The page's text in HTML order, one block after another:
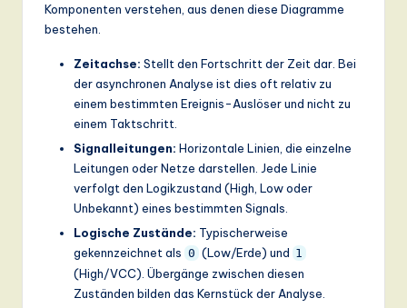
Komponenten verstehen, aus denen diese Diagramme
bestehen.
Zeitachse: Stellt den Fortschritt der Zeit dar. Bei
der asynchronen Analyse ist dies oft relativ zu
einem bestimmten Ereignis-Auslöser und nicht zu
einem Taktschritt.
Signalleitungen: Horizontale Linien, die einzelne
Leitungen oder Netze darstellen. Jede Linie
verfolgt den Logikzustand (High, Low oder
Unbekannt) eines bestimmten Signals.
Logische Zustände: Typischerweise
gekennzeichnet als 0 (Low/Erde) und 1
(High/VCC). Übergänge zwischen diesen
Zuständen bilden das Kernstück der Analyse.